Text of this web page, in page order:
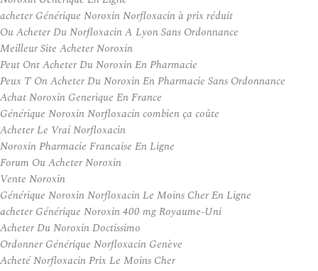
acheter Générique Noroxin Norfloxacin à prix réduit
Ou Acheter Du Norfloxacin A Lyon Sans Ordonnance
Meilleur Site Acheter Noroxin
Peut Ont Acheter Du Noroxin En Pharmacie
Peux T On Acheter Du Noroxin En Pharmacie Sans Ordonnance
Achat Noroxin Generique En France
Générique Noroxin Norfloxacin combien ça coûte
Acheter Le Vrai Norfloxacin
Noroxin Pharmacie Francaise En Ligne
Forum Ou Acheter Noroxin
Vente Noroxin
Générique Noroxin Norfloxacin Le Moins Cher En Ligne
acheter Générique Noroxin 400 mg Royaume-Uni
Acheter Du Noroxin Doctissimo
Ordonner Générique Norfloxacin Genève
Acheté Norfloxacin Prix Le Moins Cher